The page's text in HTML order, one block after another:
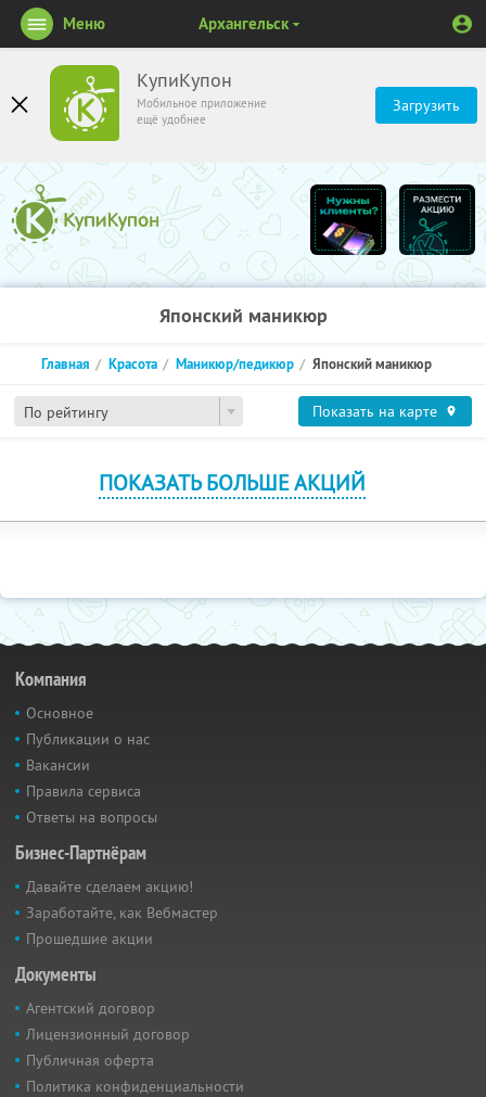
КупиКупон
Мобильное приложение
ещё удобнее
Загрузить
Меню Архангельск
Японский маникюр
По рейтингу
Главная Красота Маникюр/педикюр Японский маникюр
Показать на карте
ПОКАЗАТЬ БОЛЬШЕ АКЦИЙ
Компания
Основное
Публикации о нас
Вакансии
Правила сервиса
Ответы на вопросы
Бизнес-Партнёрам
Давайте сделаем акцию!
Заработайте, как Вебмастер
Прошедшие акции
Документы
Агентский договор
Лицензионный договор
Публичная оферта
Политика конфиденциальности